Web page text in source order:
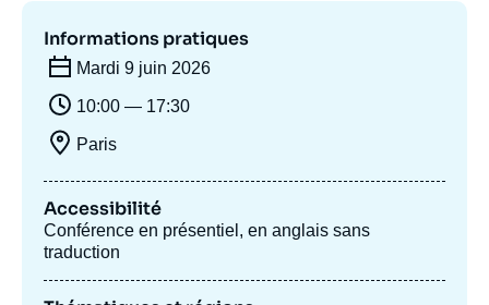
Informations pratiques
Mardi 9 juin 2026
10:00 — 17:30
Paris
Accessibilité
Conférence en présentiel, en anglais sans
traduction